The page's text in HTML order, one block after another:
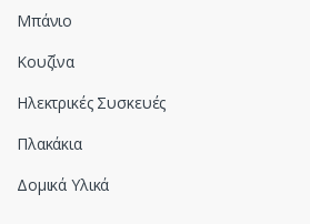
Μπάνιο
Κουζίνα
Ηλεκτρικές Συσκευές
Πλακάκια
Δομικά Υλικά